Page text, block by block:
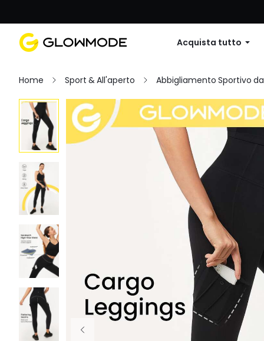
Acquista tutto
Home Sport & All'aperto Abbigliamento Sportivo